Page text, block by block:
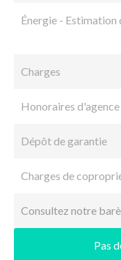
Énergie - Estimation
Charges
Honoraires d'agence
Dépôt de garantie
Charges de
Consultez notre
Pas